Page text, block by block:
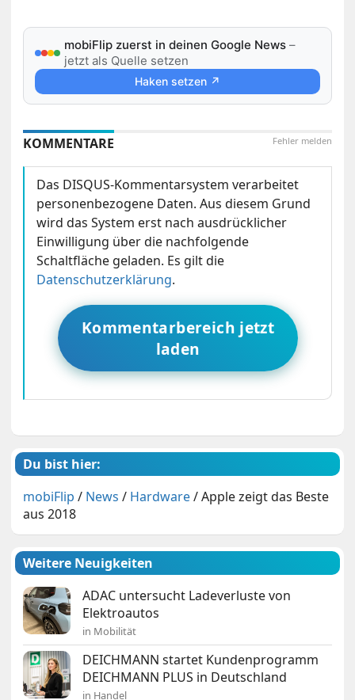
mobiFlip zuerst in deinen Google News –
jetzt als Quelle setzen
Haken setzen ↗
Fehler melden
KOMMENTARE
Das DISQUS-Kommentarsystem verarbeitet
personenbezogene Daten. Aus diesem Grund
wird das System erst nach ausdrücklicher
Einwilligung über die nachfolgende
Schaltfläche geladen. Es gilt die
Datenschutzerklärung.
Kommentarbereich jetzt
laden
Du bist hier:
mobiFlip / News / Hardware/Apple zeigt das Beste
aus 2018
Weitere Neuigkeiten
ADAC untersucht Ladeverluste von
Elektroautos
in Mobilität
DEICHMANN startet Kundenprogramm
DEICHMANN PLUS in Deutschland
in Handel